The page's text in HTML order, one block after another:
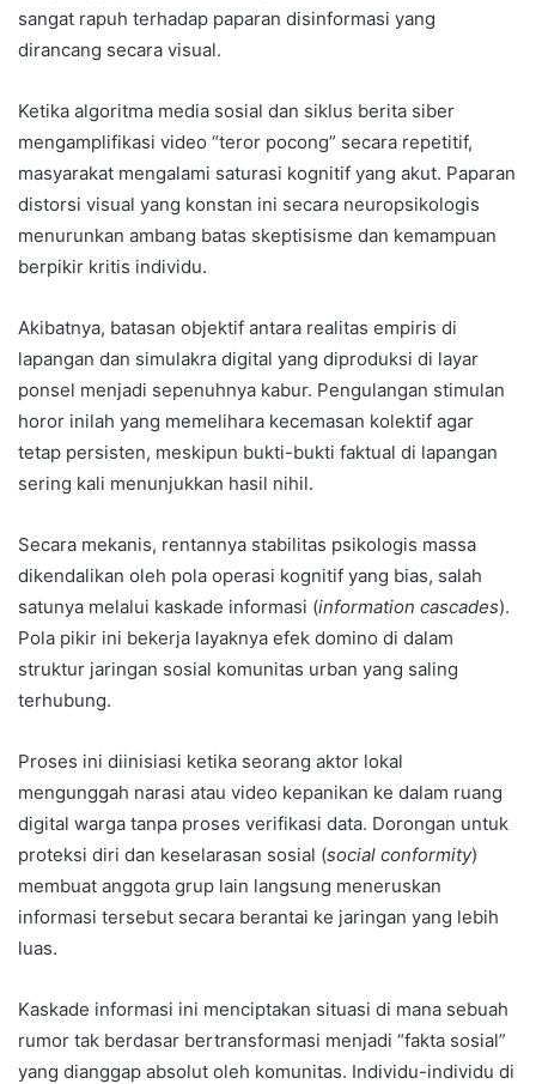
sangat rapuh terhadap paparan disinformasi yang
dirancang secara visual.
Ketika algoritma media sosial dan siklus berita siber
mengamplifikasi video “teror pocong” secara repetitif,
masyarakat mengalami saturasi kognitif yang akut. Paparan
distorsi visual yang konstan ini secara neuropsikologis
menurunkan ambang batas skeptisisme dan kemampuan
berpikir kritis individu.
Akibatnya, batasan objektif antara realitas empiris di
lapangan dan simulakra digital yang diproduksi di layar
ponsel menjadi sepenuhnya kabur. Pengulangan stimulan
horor inilah yang memelihara kecemasan kolektif agar
tetap persisten, meskipun bukti-bukti faktual di lapangan
sering kali menunjukkan hasil nihil.
Secara mekanis, rentannya stabilitas psikologis massa
dikendalikan oleh pola operasi kognitif yang bias, salah
satunya melalui kaskade informasi (information cascades).
Pola pikir ini bekerja layaknya efek domino di dalam
struktur jaringan sosial komunitas urban yang saling
terhubung.
Proses ini diinisiasi ketika seorang aktor lokal
mengunggah narasi atau video kepanikan ke dalam ruang
digital warga tanpa proses verifikasi data. Dorongan untuk
proteksi diri dan keselarasan sosial (social conformity)
membuat anggota grup lain langsung meneruskan
informasi tersebut secara berantai ke jaringan yang lebih
luas.
Kaskade informasi ini menciptakan situasi di mana sebuah
rumor tak berdasar bertransformasi menjadi “fakta sosial”
yang dianggap absolut oleh komunitas. Individu-individu di